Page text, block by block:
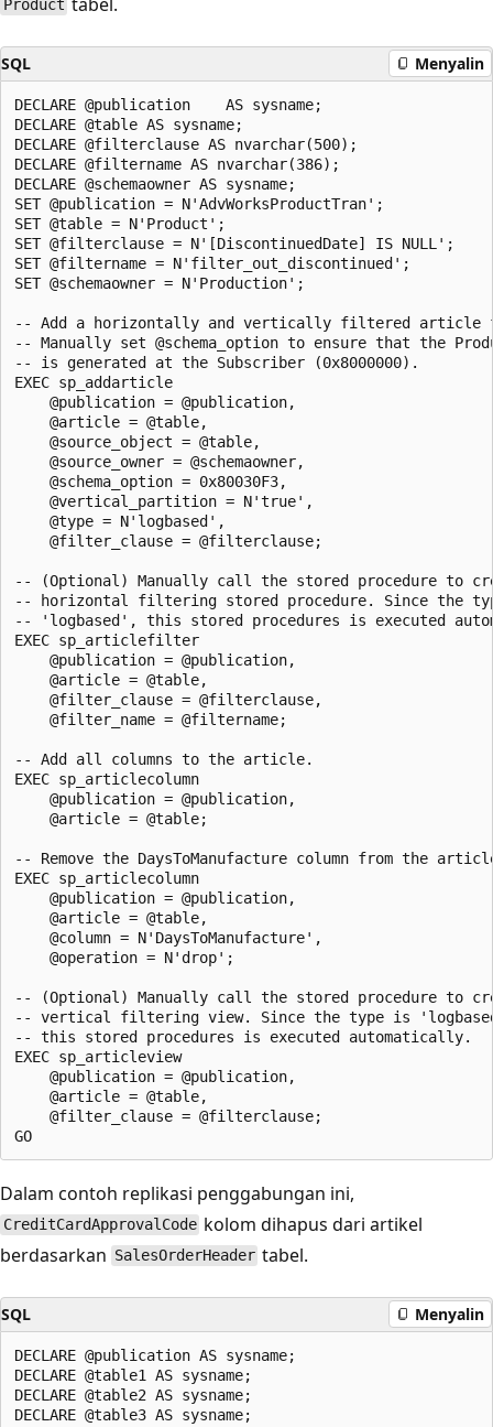
Product
SQL Menyalin
DECLARE @publication    AS sysname;
DECLARE @table AS sysname;
DECLARE @filterclause AS nvarchar(500);
DECLARE @filtername AS nvarchar(386);
DECLARE @schemaowner AS sysname;
SET @publication = N'AdvWorksProductTran';
SET @table = N'Product';
SET @filterclause = N'[DiscontinuedDate] IS NULL';
SET @filtername = N'filter_out_discontinued';
SET @schemaowner = N'Production';
-- Add a horizontally and vertically filtered article
-- Manually set @schema_option to ensure that the
-- is generated at the Subscriber (0x8000000).
EXEC sp_addarticle
    @publication = @publication,
    @article = @table,
    @source_object = @table,
    @source_owner = @schemaowner,
    @schema_option = 0x80030F3,
    @vertical_partition = N'true',
    @type = N'logbased',
    @filter_clause = @filterclause;
-- (Optional) Manually call the stored procedure to
-- horizontal filtering stored procedure. Since the
-- 'logbased', this stored procedures is executed
EXEC sp_articlefilter
    @publication = @publication,
    @article = @table,
    @filter_clause = @filterclause,
    @filter_name = @filtername;
-- Add all columns to the article.
EXEC sp_articlecolumn
    @publication = @publication,
    @article = @table;
-- Remove the DaysToManufacture column from the
EXEC sp_articlecolumn
    @publication = @publication,
    @article = @table,
    @column = N'DaysToManufacture',
    @operation = N'drop';
-- (Optional) Manually call the stored procedure to
-- vertical filtering view. Since the type is
-- this stored procedures is executed automatically.
EXEC sp_articleview
    @publication = @publication,
    @article = @table,
    @filter_clause = @filterclause;
Dalam contoh replikasi penggabungan ini,
CreditCardApprovalCode kolom dihapus dari artikel
berdasarkan SalesOrderHeader tabel.
SQL Menyalin
DECLARE @publication AS sysname;
DECLARE @table1 AS sysname;
DECLARE @table2 AS sysname;
DECLARE @table3 AS sysname;